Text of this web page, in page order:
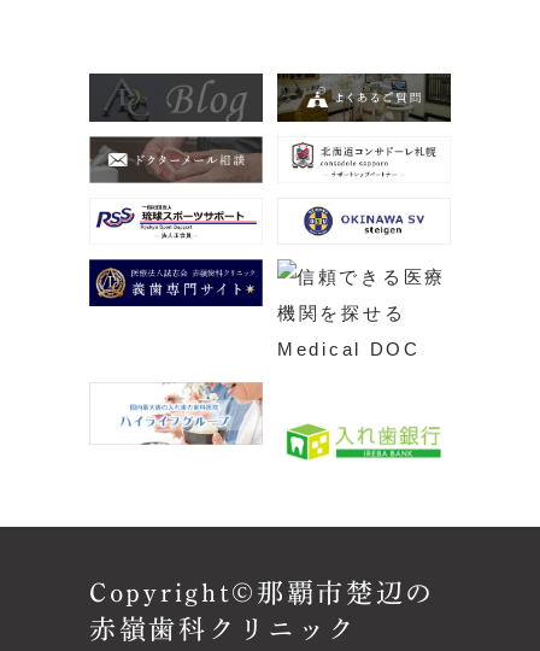
Copyright©那覇市楚辺の
赤嶺歯科クリニック